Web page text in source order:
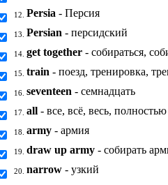
12. Persia - Персия
13. Persian - персидский
14. get together - собираться,
15. train - поезд, тренировка,
16. seventeen - семнадцать
17. all - все, всё, весь, полностью
18. army - армия
19. draw up army - собирать
20. narrow - узкий